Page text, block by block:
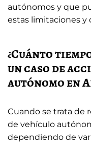
autónomos y que
estas limitaciones y
¿Cuánto
un caso de
autónomo en
Cuando se trata de
de vehículo
dependiendo de